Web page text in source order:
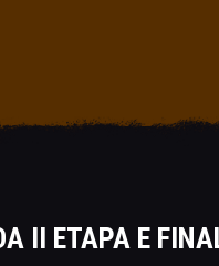
II ETAPA E